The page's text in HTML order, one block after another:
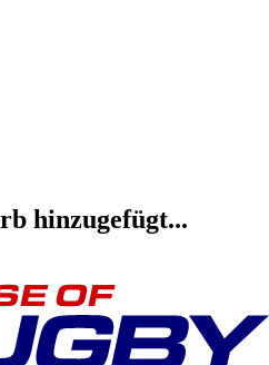
hinzugefügt...